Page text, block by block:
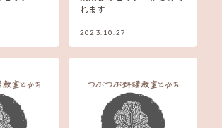
れます
2023.10.27